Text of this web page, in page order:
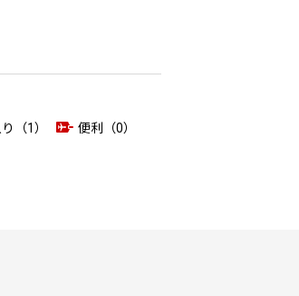
（1）
便利（0）